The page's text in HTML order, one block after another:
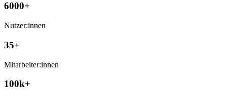
6000+
Nutzer:innen
35+
Mitarbeiter:innen
100k+